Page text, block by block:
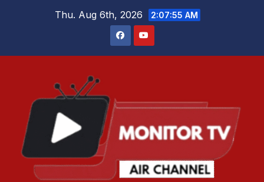
Thu. Aug 6th, 2026 2:07:55 AM